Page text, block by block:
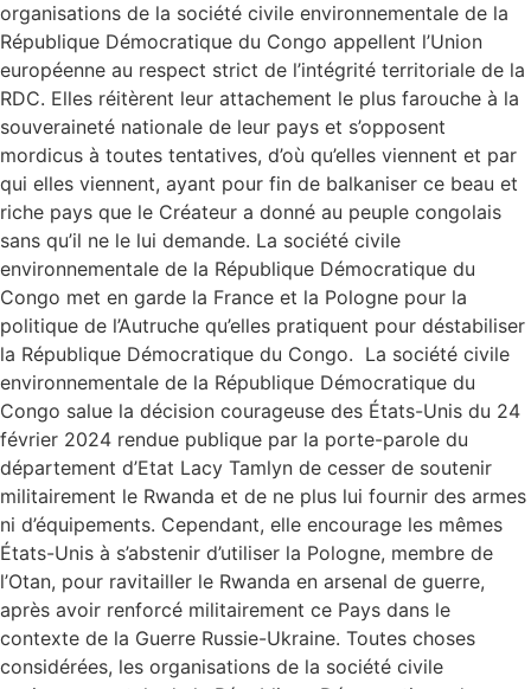
organisations de la société civile environnementale de la
République Démocratique du Congo appellent l’Union
européenne au respect strict de l’intégrité territoriale de la
RDC. Elles réitèrent leur attachement le plus farouche à la
souveraineté nationale de leur pays et s’opposent
mordicus à toutes tentatives, d’où qu’elles viennent et par
qui elles viennent, ayant pour fin de balkaniser ce beau et
riche pays que le Créateur a donné au peuple congolais
sans qu’il ne le lui demande. La société civile
environnementale de la République Démocratique du
Congo met en garde la France et la Pologne pour la
politique de l’Autruche qu’elles pratiquent pour déstabiliser
la République Démocratique du Congo. La société civile
environnementale de la République Démocratique du
Congo salue la décision courageuse des États-Unis du 24
février 2024 rendue publique par la porte-parole du
département d’Etat Lacy Tamlyn de cesser de soutenir
militairement le Rwanda et de ne plus lui fournir des armes
ni d’équipements. Cependant, elle encourage les mêmes
États-Unis à s’abstenir d’utiliser la Pologne, membre de
l’Otan, pour ravitailler le Rwanda en arsenal de guerre,
après avoir renforcé militairement ce Pays dans le
contexte de la Guerre Russie-Ukraine. Toutes choses
considérées, les organisations de la société civile